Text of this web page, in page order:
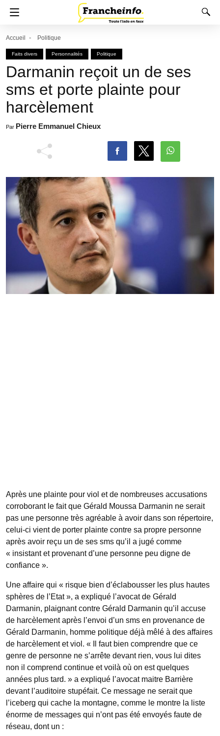
Accueil Politique
Faits divers Personnalités Politique
Darmanin reçoit un de ses
sms et porte plainte pour
harcèlement
Par Pierre Emmanuel Chieux
Après une plainte pour viol et de nombreuses accusations
corroborant le fait que Gérald Moussa Darmanin ne serait
pas une personne très agréable à avoir dans son répertoire,
celui-ci vient de porter plainte contre sa propre personne
après avoir reçu un de ses sms qu’il a jugé comme
« insistant et provenant d’une personne peu digne de
confiance ».
Une affaire qui « risque bien d’éclabousser les plus hautes
sphères de l’Etat », a expliqué l’avocat de Gérald
Darmanin, plaignant contre Gérald Darmanin qu’il accuse
de harcèlement après l’envoi d’un sms en provenance de
Gérald Darmanin, homme politique déjà mêlé à des affaires
de harcèlement et viol. « Il faut bien comprendre que ce
genre de personne ne s’arrête devant rien, vous lui dites
non il comprend continue et voilà où on est quelques
années plus tard. » a expliqué l’avocat maitre Barrière
devant l’auditoire stupéfait. Ce message ne serait que
l’iceberg qui cache la montagne, comme le montre la liste
énorme de messages qui n’ont pas été envoyés faute de
réseau, dont un :